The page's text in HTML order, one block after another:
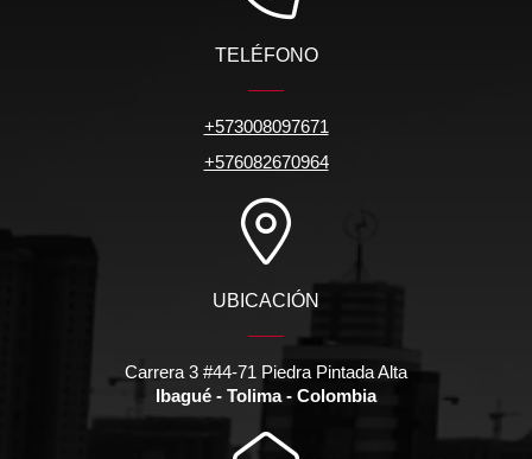
TELÉFONO
+573008097671
+576082670964
UBICACIÓN
Carrera 3 #44-71 Piedra Pintada Alta
Ibagué - Tolima - Colombia